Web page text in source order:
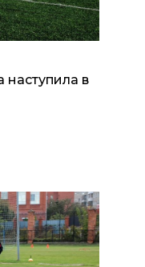
наступила в